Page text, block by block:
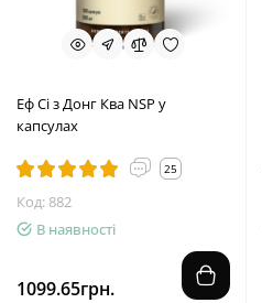
Еф Сі з Донг Ква NSP у
капсулах
25
Код: 882
В наявності
1099.65грн.